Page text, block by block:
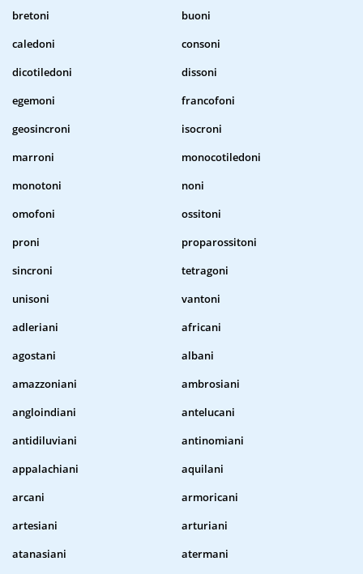
bretoni
buoni
caledoni
consoni
dicotiledoni
dissoni
egemoni
francofoni
geosincroni
isocroni
marroni
monocotiledoni
monotoni
noni
omofoni
ossitoni
proni
proparossitoni
sincroni
tetragoni
unisoni
vantoni
adleriani
africani
agostani
albani
amazzoniani
ambrosiani
angloindiani
antelucani
antidiluviani
antinomiani
appalachiani
aquilani
arcani
armoricani
artesiani
arturiani
atanasiani
atermani